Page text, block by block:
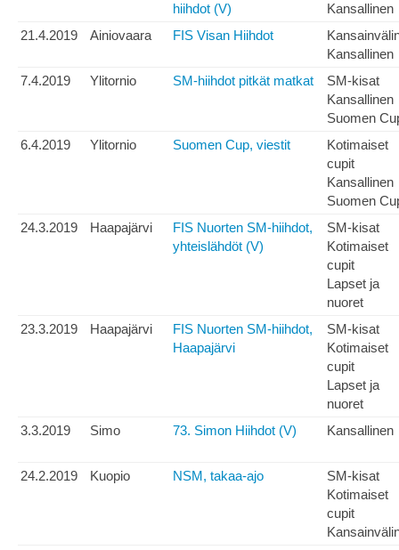
hiihdot (V)
Kansallinen
21.4.2019
Ainiovaara FIS Visan Hiihdot
Kansallinen
7.4.2019
Ylitornio SM-hiihdot pitkät matkat
SM-kisat
Kansallinen
Suomen
6.4.2019
Ylitornio Suomen Cup, viestit
Kotimaiset
cupit
Kansallinen
Suomen
24.3.2019
Haapajärvi
FIS Nuorten SM-hiihdot,
yhteislähdöt (V)
SM-kisat
Kotimaiset
cupit
Lapset ja
nuoret
23.3.2019
Haapajärvi
FIS Nuorten SM-hiihdot,
Haapajärvi
SM-kisat
Kotimaiset
cupit
Lapset ja
nuoret
3.3.2019
Simo 73. Simon Hiihdot (V) Kansallinen
24.2.2019 Kuopio NSM, takaa-ajo
SM-kisat
Kotimaiset
cupit